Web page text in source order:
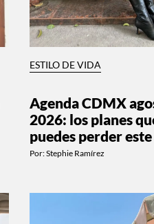
ESTILO DE VIDA
Agenda CDMX
2026: los planes
puedes perder
Por:Stephie Ramírez